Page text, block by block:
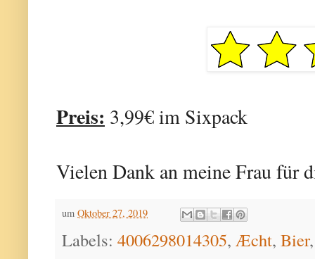
Preis: 3,99€ im Sixpack
Vielen Dank an meine Frau für
um Oktober 27, 2019
Labels: 4006298014305, Æcht, Bier